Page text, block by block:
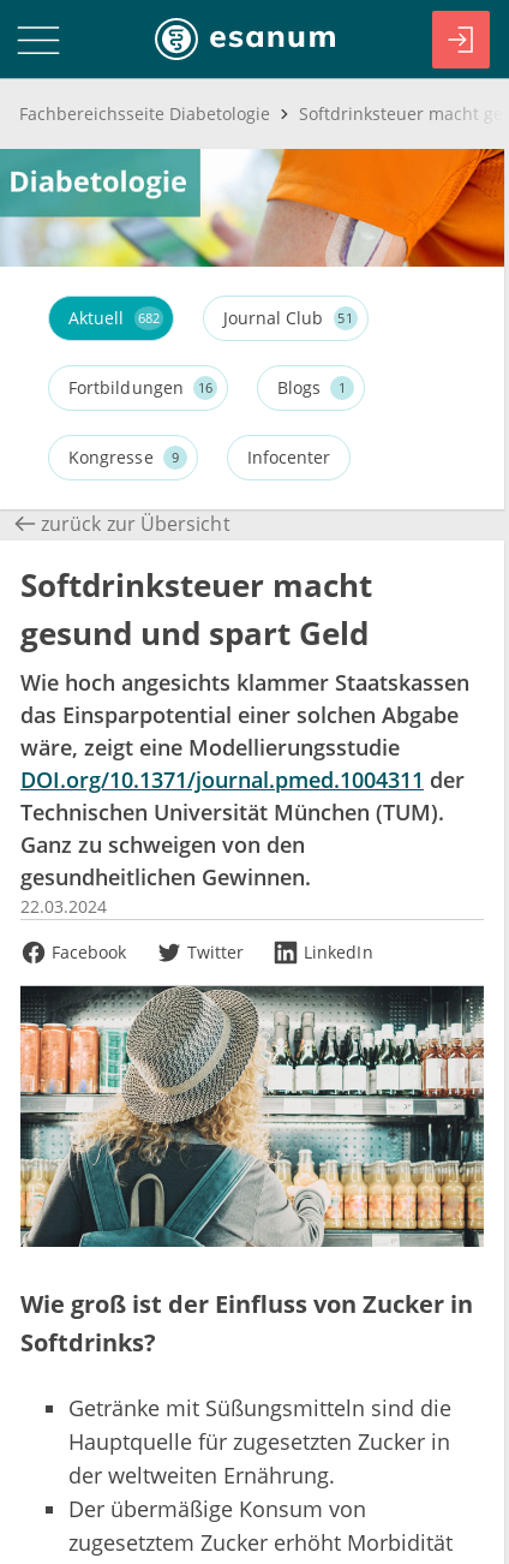
Fachbereichsseite Diabetologie Softdrinksteuer macht
Aktuell 682 Journal Club 51
Fortbildungen 16 Blogs 1
Kongresse 9 Infocenter
zurück zur Übersicht
Softdrinksteuer macht
gesund und spart Geld
Wie hoch angesichts klammer Staatskassen
das Einsparpotential einer solchen Abgabe
wäre, zeigt eine Modellierungsstudie
DOI.org/10.1371/journal.pmed.1004311 der
Technischen Universität München (TUM).
Ganz zu schweigen von den
gesundheitlichen Gewinnen.
22.03.2024
Facebook
Twitter LinkedIn
Wie groß ist der Einfluss von Zucker in
Softdrinks?
Getränke mit Süßungsmitteln sind die
Hauptquelle für zugesetzten Zucker in
der weltweiten Ernährung.
Der übermäßige Konsum von
zugesetztem Zucker erhöht Morbidität